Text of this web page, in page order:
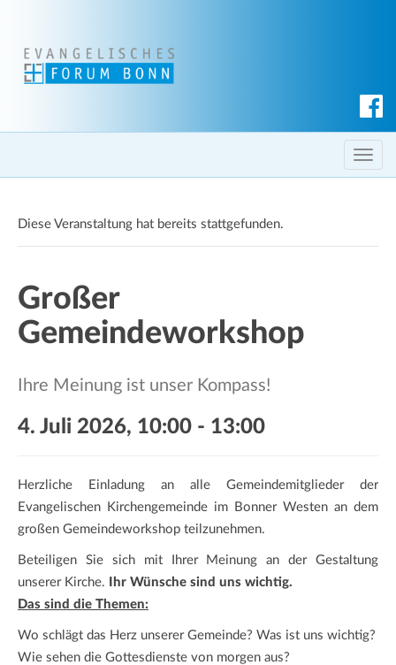
c
h T
o
l
n
Diese Veranstaltung hat bereits stattgefunden.
Großer
Gemeindeworkshop
Ihre Meinung ist unser Kompass!
4. Juli 2026, 10:00 - 13:00
Herzliche Einladung an alle Gemeindemitglieder der
Evangelischen Kirchengemeinde im Bonner Westen an dem
großen Gemeindeworkshop teilzunehmen.
Beteiligen Sie sich mit Ihrer Meinung an der Gestaltung
unserer Kirche.
Ihr Wünsche sind uns wichtig.
Das sind die Themen:
Wo schlägt das Herz unserer Gemeinde? Was ist uns wichtig?
Wie sehen die Gottesdienste von morgen aus?